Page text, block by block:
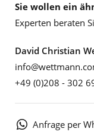
Sie wollen ein
Experten beraten
David Christian
+49 (0)208 - 302
Anfrage per